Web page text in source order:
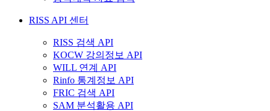
RISS API 센터
RISS 검색 API
KOCW 강의정보 API
WILL 연계 API
Rinfo 통계정보 API
FRIC 검색 API
SAM 분석활용 API